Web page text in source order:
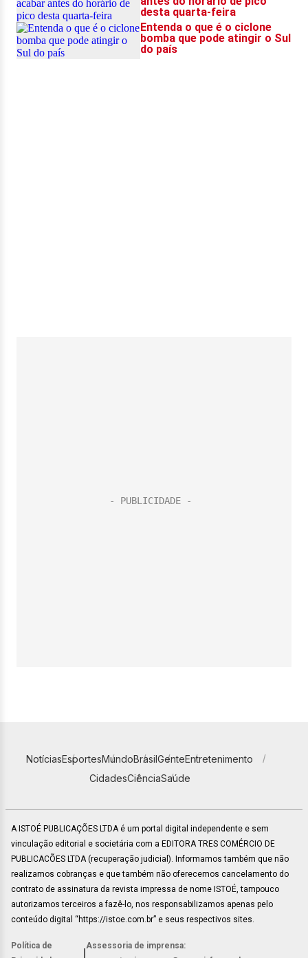
NotíciasEsportesMundoBrasilGenteEntretenimento
CidadesCiênciaSaúde
A ISTOÉ PUBLICAÇÕES LTDA é um portal digital independente e sem
vinculação editorial e societária com a EDITORA TRES COMÉRCIO DE
PUBLICACÕES LTDA (recuperação judicial). Informamos também que não
realizamos cobranças e que também não oferecemos cancelamento do
contrato de assinatura da revista impressa de nome ISTOÉ, tampouco
autorizamos terceiros a fazê-lo, nos responsabilizamos apenas pelo
conteúdo digital “https://istoe.com.br” e seus respectivos sites.
Política de
Assessoria de imprensa: